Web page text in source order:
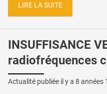
LIRE LA SUITE
INSUFFISANCE
radiofréquences
Actualité publiée il y a 8 années